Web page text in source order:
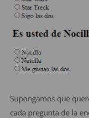
Supongamos que
cada pregunta de la